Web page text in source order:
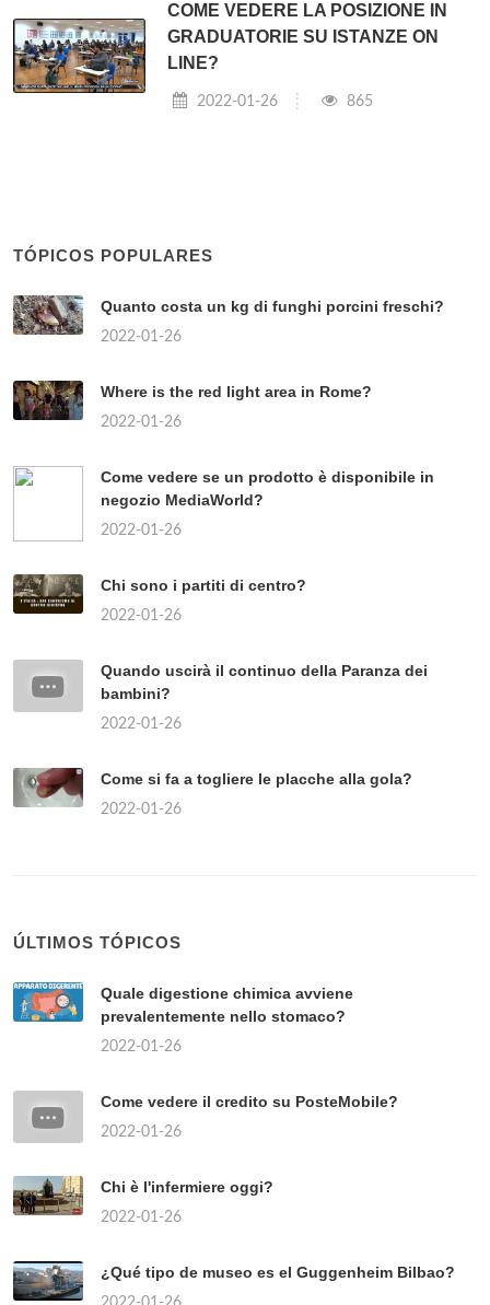
COME VEDERE LA POSIZIONE IN
GRADUATORIE SU ISTANZE ON
LINE?
2022-01-26 865
TÓPICOS POPULARES
Quanto costa un kg di funghi porcini freschi?
2022-01-26
Where is the red light area in Rome?
2022-01-26
Come vedere se un prodotto è disponibile in
negozio MediaWorld?
2022-01-26
Chi sono i partiti di centro?
2022-01-26
Quando uscirà il continuo della Paranza dei
bambini?
2022-01-26
Come si fa a togliere le placche alla gola?
2022-01-26
ÚLTIMOS TÓPICOS
Quale digestione chimica avviene
prevalentemente nello stomaco?
2022-01-26
Come vedere il credito su PosteMobile?
2022-01-26
Chi è l'infermiere oggi?
2022-01-26
¿Qué tipo de museo es el Guggenheim Bilbao?